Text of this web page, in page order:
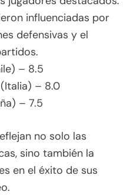
influenciadas por
defensivas y el
– 8.5
– 8.0
– 7.5
no solo las
sino también la
en el éxito de sus